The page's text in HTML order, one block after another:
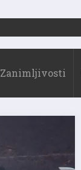
Zanimljivosti